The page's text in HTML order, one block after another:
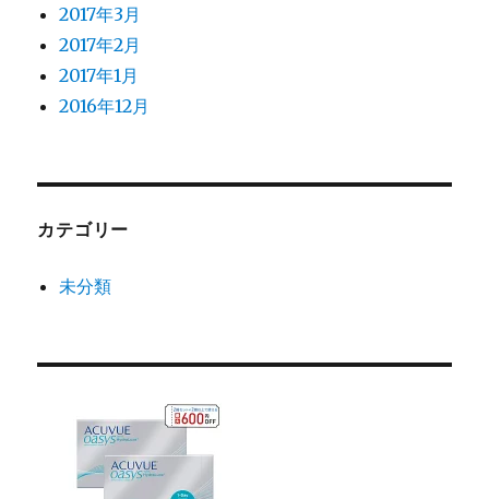
2017年3月
2017年2月
2017年1月
2016年12月
カテゴリー
未分類